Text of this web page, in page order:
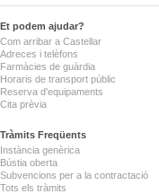
Et podem ajudar?
Com arribar a Castellar
Adreces i telèfons
Farmàcies de guàrdia
Horaris de transport públic
Reserva d'equipaments
Cita prèvia
Tràmits Freqüents
Instància genèrica
Bústia oberta
Subvencions per a la contractació
Tots els tràmits